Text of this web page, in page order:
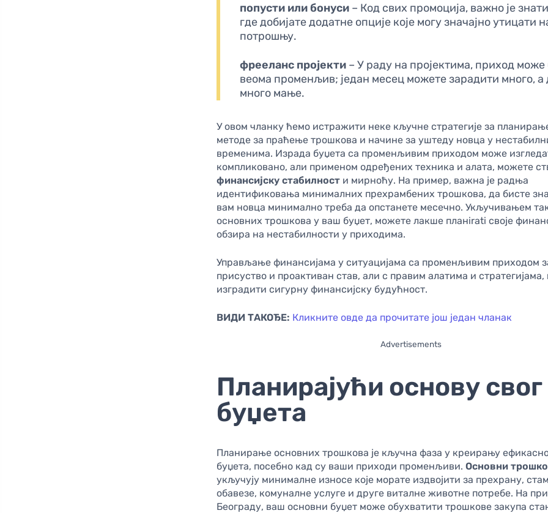
попусти или бонуси – Код свих промоција, важно је
где добијате додатне опције које могу значајно утицати
потрошњу.
фрееланс пројекти – У раду на пројектима, приход може
веома променљив; један месец можете зарадити много, а
много мање.
У овом чланку ћемо истражити неке кључне стратегије за
методе за праћење трошкова и начине за уштеду новца у
временима. Израда буџета са променљивим приходом може
компликовано, али применом одређених техника и алата, можете
финансијску стабилност и мирноћу. На пример, важна је радња
идентификовања минималних прехрамбених трошкова, да бисте
вам новца минимално треба да опстанете месечно. Укључивањем
основних трошкова у ваш буџет, можете лакше планirati своје
обзира на нестабилности у приходима.
Управљање финансијама у ситуацијама са променљивим приходом
присуство и проактиван став, али с правим алатима и
изградити сигурну финансијску будућност.
ВИДИ ТАКОЂЕ: Кликните овде да прочитате још један чланак
Advertisements
Планирајући основу свог
буџета
Планирање основних трошкова је кључна фаза у креирању
буџета, посебно кад су ваши приходи променљиви.Основни
укључују минималне износе које морате издвојити за прехрану,
обавезе, комуналне услуге и друге виталне животне потребе. На
Београду, ваш основни буџет може обухватити трошкове закупа